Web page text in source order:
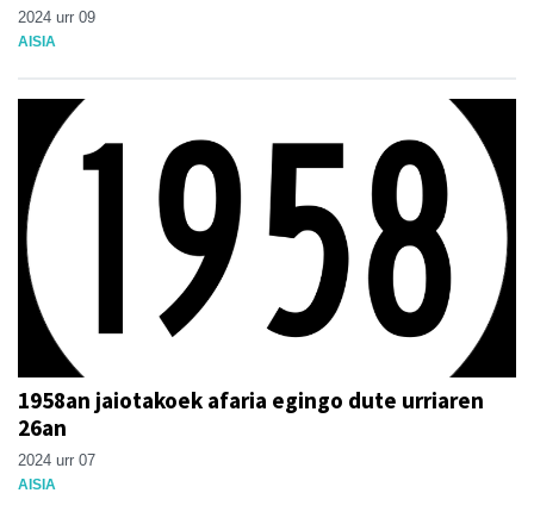
2024 urr 09
AISIA
1958an jaiotakoek afaria egingo dute urriaren
26an
2024 urr 07
AISIA